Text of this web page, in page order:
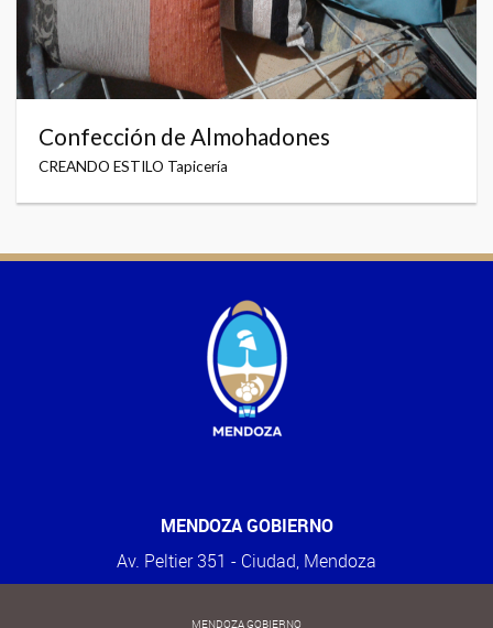
Confección de Almohadones
CREANDO ESTILO Tapicería
MENDOZA GOBIERNO
Av. Peltier 351 - Ciudad, Mendoza
MENDOZA GOBIERNO